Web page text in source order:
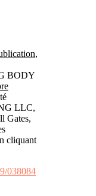
,
BODY
LLC,
Gates,
cliquant
038084